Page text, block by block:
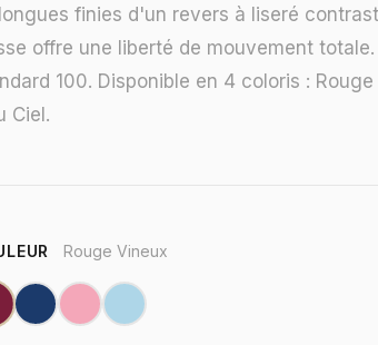
finies d'un revers à liseré
offre une liberté de mouvement totale.
100. Disponible en 4 coloris :
Ciel.
Rouge Vineux